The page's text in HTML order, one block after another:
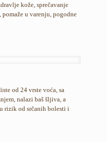
kože, sprečavanje
u varenju, pogodne
od 24 vrste voća, sa
nalazi baš šljiva, a
rizik od srčanih bolesti i